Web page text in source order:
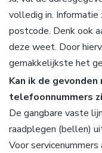
volledig in.
postcode. Denk ook
deze weet. Door
gemakkelijkste het
Kan ik de
telefoonnummers
De gangbare vaste
raadplegen (bellen)
Voor